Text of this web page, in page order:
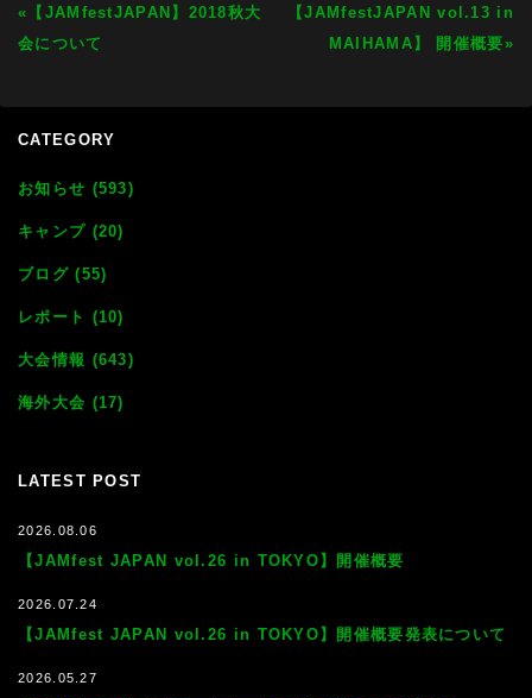
«【JAMfestJAPAN】2018秋大
会について
【JAMfestJAPAN vol.13 in
MAIHAMA】 開催概要»
CATEGORY
お知らせ (593)
キャンプ (20)
ブログ (55)
レポート (10)
大会情報 (643)
海外大会 (17)
LATEST POST
2026.08.06
【JAMfest JAPAN vol.26 in TOKYO】開催概要
2026.07.24
【JAMfest JAPAN vol.26 in TOKYO】開催概要発表について
2026.05.27